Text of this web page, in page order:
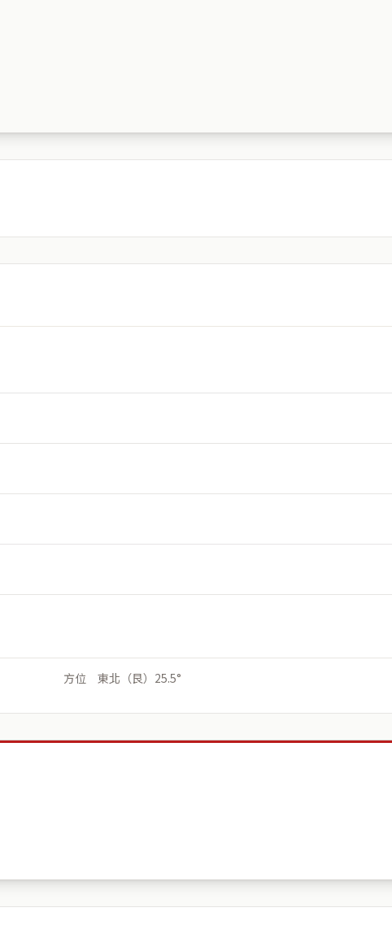
方位 東北（艮）25.5°